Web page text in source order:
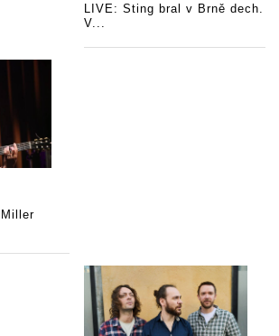
LIVE: Sting bral v Brně dech.
V...